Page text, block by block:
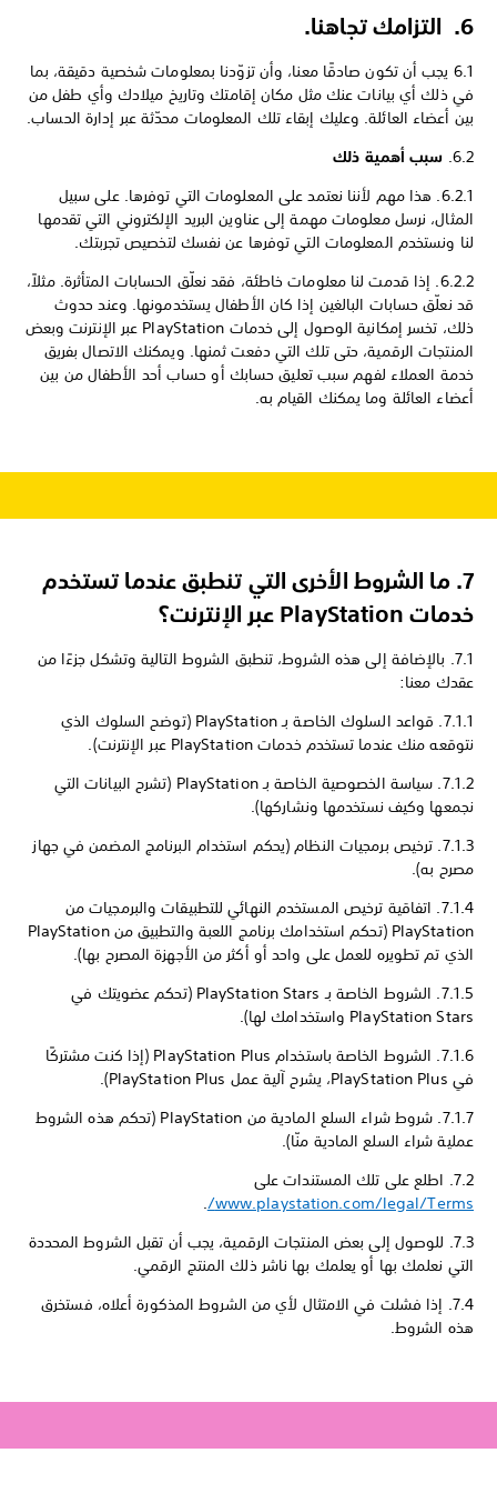
6. التزامك تجاهنا.
6.1 يجب أن تكون صادقًا معنا، وأن تزوّدنا بمعلومات شخصية دقيقة، بما
في ذلك أي بيانات عنك مثل مكان إقامتك وتاريخ ميلادك وأي طفل من
بين أعضاء العائلة. وعليك إبقاء تلك المعلومات محدّثة عبر إدارة الحساب.
6.2. سبب أهمية ذلك
6.2.1. هذا مهم لأننا نعتمد على المعلومات التي توفرها. على سبيل
المثال، نرسل معلومات مهمة إلى عناوين البريد الإلكتروني التي تقدمها
لنا ونستخدم المعلومات التي توفرها عن نفسك لتخصيص تجربتك.
6.2.2. إذا قدمت لنا معلومات خاطئة، فقد نعلّق الحسابات المتأثرة. مثلاً،
قد نعلّق حسابات البالغين إذا كان الأطفال يستخدمونها. وعند حدوث
ذلك، تخسر إمكانية الوصول إلى خدمات PlayStation عبر الإنترنت وبعض
المنتجات الرقمية، حتى تلك التي دفعت ثمنها. ويمكنك الاتصال بفريق
خدمة العملاء لفهم سبب تعليق حسابك أو حساب أحد الأطفال من بين
أعضاء العائلة وما يمكنك القيام به.
7. ما الشروط الأخرى التي تنطبق عندما تستخدم
خدمات PlayStation عبر الإنترنت؟
7.1. بالإضافة إلى هذه الشروط، تنطبق الشروط التالية وتشكل جزءًا من
عقدك معنا:
7.1.1. قواعد السلوك الخاصة بـ PlayStation (توضح السلوك الذي
نتوقعه منك عندما تستخدم خدمات PlayStation عبر الإنترنت).
7.1.2. سياسة الخصوصية الخاصة بـ PlayStation (تشرح البيانات التي
نجمعها وكيف نستخدمها ونشاركها).
7.1.3. ترخيص برمجيات النظام (يحكم استخدام البرنامج المضمن في جهاز
مصرح به).
7.1.4. اتفاقية ترخيص المستخدم النهائي للتطبيقات والبرمجيات من
PlayStation (تحكم استخدامك برنامج اللعبة والتطبيق من PlayStation
الذي تم تطويره للعمل على واحد أو أكثر من الأجهزة المصرح بها).
7.1.5. الشروط الخاصة بـ PlayStation Stars (تحكم عضويتك في
PlayStation Stars واستخدامك لها).
7.1.6. الشروط الخاصة باستخدام PlayStation Plus (إذا كنت مشتركًا
في PlayStation Plus، يشرح آلية عمل PlayStation Plus).
7.1.7. شروط شراء السلع المادية من PlayStation (تحكم هذه الشروط
عملية شراء السلع المادية منّا).
7.2. اطلع على تلك المستندات على
www.playstation.com/legal/Terms/
.
7.3. للوصول إلى بعض المنتجات الرقمية، يجب أن تقبل الشروط المحددة
التي نعلمك بها أو يعلمك بها ناشر ذلك المنتج الرقمي.
7.4. إذا فشلت في الامتثال لأي من الشروط المذكورة أعلاه، فستخرق
هذه الشروط.